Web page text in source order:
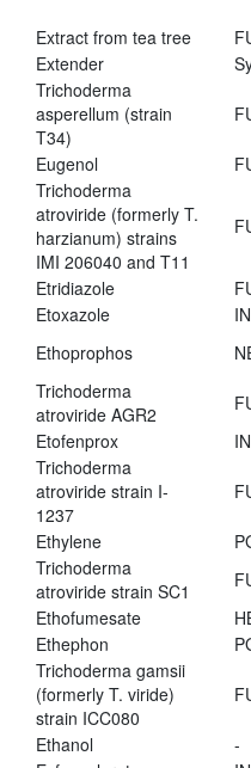
Extract from tea tree
Extender
Trichoderma
asperellum (strain
T34)
Eugenol
Trichoderma
atroviride (formerly T.
harzianum) strains
IMI 206040 and T11
Etridiazole
Etoxazole
IN
Ethoprophos
Trichoderma
atroviride AGR2
Etofenprox
IN
Trichoderma
atroviride strain I-
1237
Ethylene
Trichoderma
atroviride strain SC1
Ethofumesate
Ethephon
Trichoderma gamsii
(formerly T. viride)
strain ICC080
Ethanol -